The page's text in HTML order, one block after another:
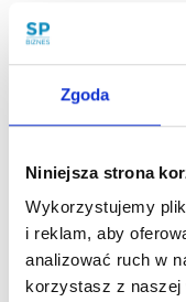
Zgoda
Niniejsza strona
Wykorzystujemy
i reklam, aby
analizować ruch w
korzystasz z naszej